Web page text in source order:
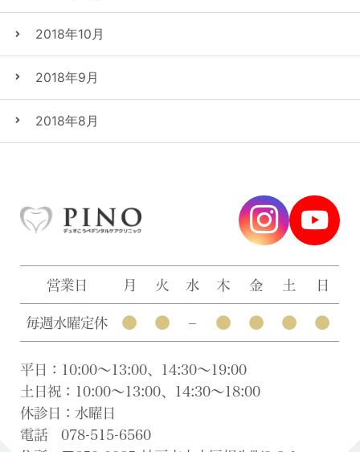
2018年10月
2018年9月
2018年8月
営業日 月 火 水 木 金 土 日
毎週水曜定休 ● ● – ● ● ● ●
平日：10:00〜13:00、14:30〜19:00
土日祝：10:00〜13:00、14:30〜18:00
休診日：水曜日
電話 078-515-6560